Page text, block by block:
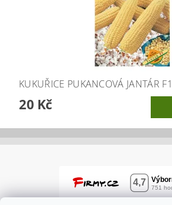
KUKUŘICE PUKANCOVÁ JANTÁR
20 Kč